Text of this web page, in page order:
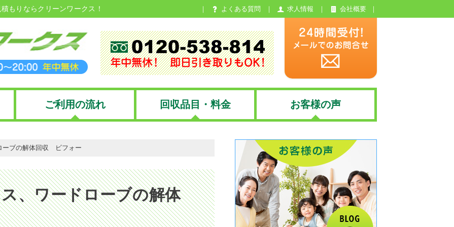
もりならクリーンワークス！ よくある質問 求人情報 会社概要
ご利用の流れ 回収品目・料金 お客様の声
ブの解体回収 ビフォー
、ワードローブの解体